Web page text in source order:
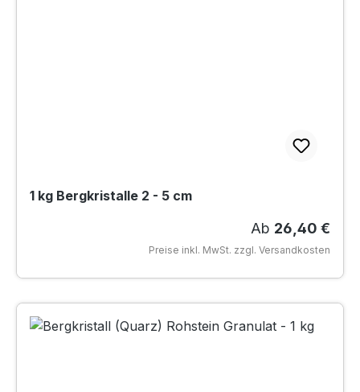
1 kg Bergkristalle 2 - 5 cm
Regulärer
Ab 26,40 €
Preise inkl. MwSt. zzgl. Versandkosten